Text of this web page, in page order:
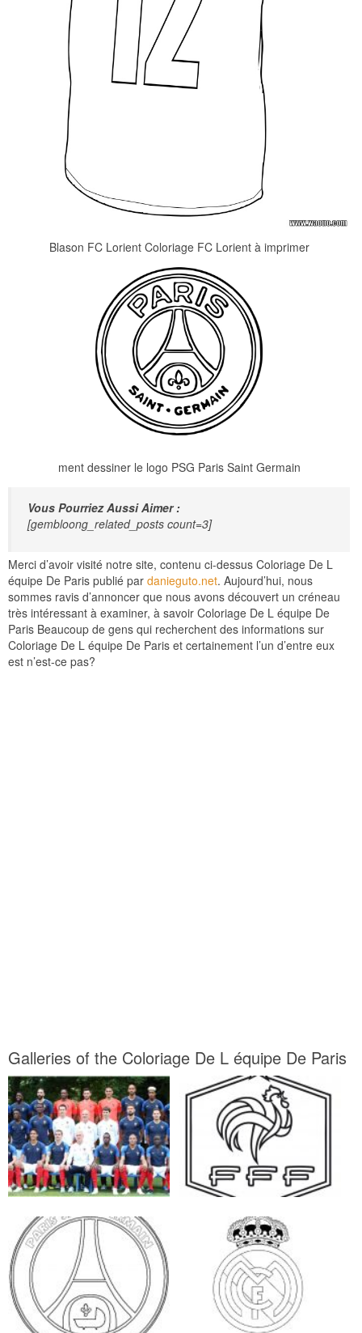
Blason FC Lorient Coloriage FC Lorient à imprimer
ment dessiner le logo PSG Paris Saint Germain
Vous Pourriez Aussi Aimer :
[gembloong_related_posts count=3]
Merci d’avoir visité notre site, contenu ci-dessus Coloriage De L
équipe De Paris publié par danieguto.net. Aujourd’hui, nous
sommes ravis d’annoncer que nous avons découvert un créneau
très intéressant à examiner, à savoir Coloriage De L équipe De
Paris Beaucoup de gens qui recherchent des informations sur
Coloriage De L équipe De Paris et certainement l’un d’entre eux
est n’est-ce pas?
Galleries of the Coloriage De L équipe De Paris